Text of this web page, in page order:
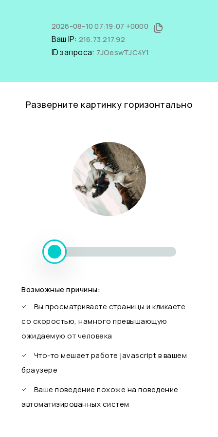
2026-08-10 07:19:07 +0000
Ваш IP: 216.73.217.92
ID запроса: 7JOeswTJC4Y1
Разверните картинку горизонтально
Возможные причины:
Вы просматриваете страницы и кликаете
со скоростью, намного превышающую
ожидаемую от человека
Что-то мешает работе javascript в вашем
браузере
Ваше поведение похоже на поведение
автоматизированных систем